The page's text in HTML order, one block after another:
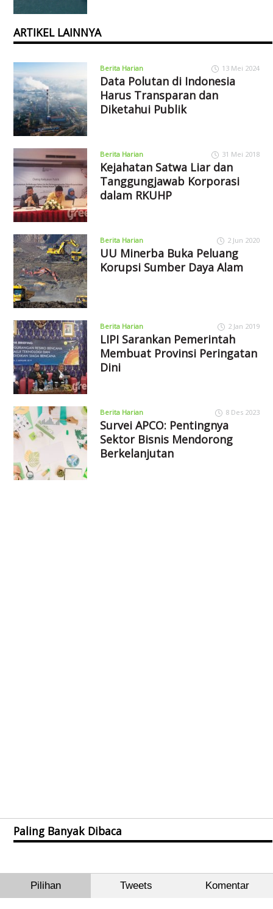
ARTIKEL LAINNYA
Berita Harian 13 Mei 2024
Data Polutan di Indonesia
Harus Transparan dan
Diketahui Publik
Berita Harian 31 Mei 2018
Kejahatan Satwa Liar dan
Tanggungjawab Korporasi
dalam RKUHP
Berita Harian 2 Jun 2020
UU Minerba Buka Peluang
Korupsi Sumber Daya Alam
Berita Harian 2 Jan 2019
LIPI Sarankan Pemerintah
Membuat Provinsi Peringatan
Dini
Berita Harian 8 Des 2023
Survei APCO: Pentingnya
Sektor Bisnis Mendorong
Berkelanjutan
Paling Banyak Dibaca
Pilihan Tweets Komentar